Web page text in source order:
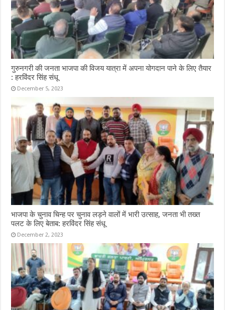
गुरुनगरी की जनता भाजपा की विजय यात्रा में अपना योगदान पाने के लिए तैयार
: हरविंदर सिंह संधू
December 5, 2023
भाजपा के चुनाव चिन्ह पर चुनाव लड़ने वालों में भारी उत्साह, जनता भी तख्त
पलट के लिए बेताब: हरविंदर सिंह संधू
December 2, 2023